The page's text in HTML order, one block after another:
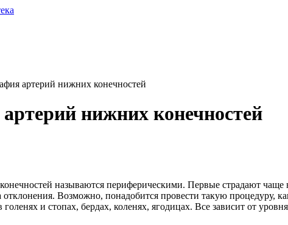
артерий нижних конечностей
нижних конечностей
называются периферическими. Первые страдают чаще
Возможно, понадобится провести такую процедуру,
и стопах, бердах, коленях, ягодицах. Все зависит от